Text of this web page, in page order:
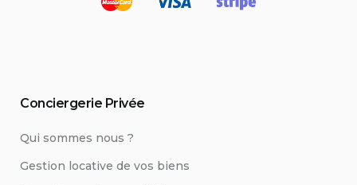
Conciergerie Privée
Qui sommes nous ?
Gestion locative de vos biens